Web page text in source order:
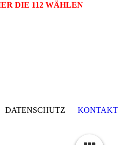
DIE 112 WÄHLEN
KONTAKT